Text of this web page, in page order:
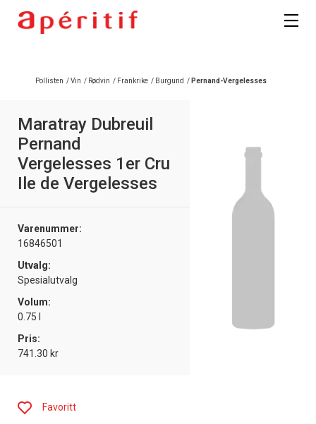
Pollisten /Vin / Rødvin / Frankrike / Burgund / Pernand-Vergelesses
Maratray Dubreuil
Pernand
Vergelesses 1er Cru
Ile de Vergelesses
Varenummer:
16846501
Utvalg:
Spesialutvalg
Volum:
0.75 l
Pris:
741.30 kr
Favoritt